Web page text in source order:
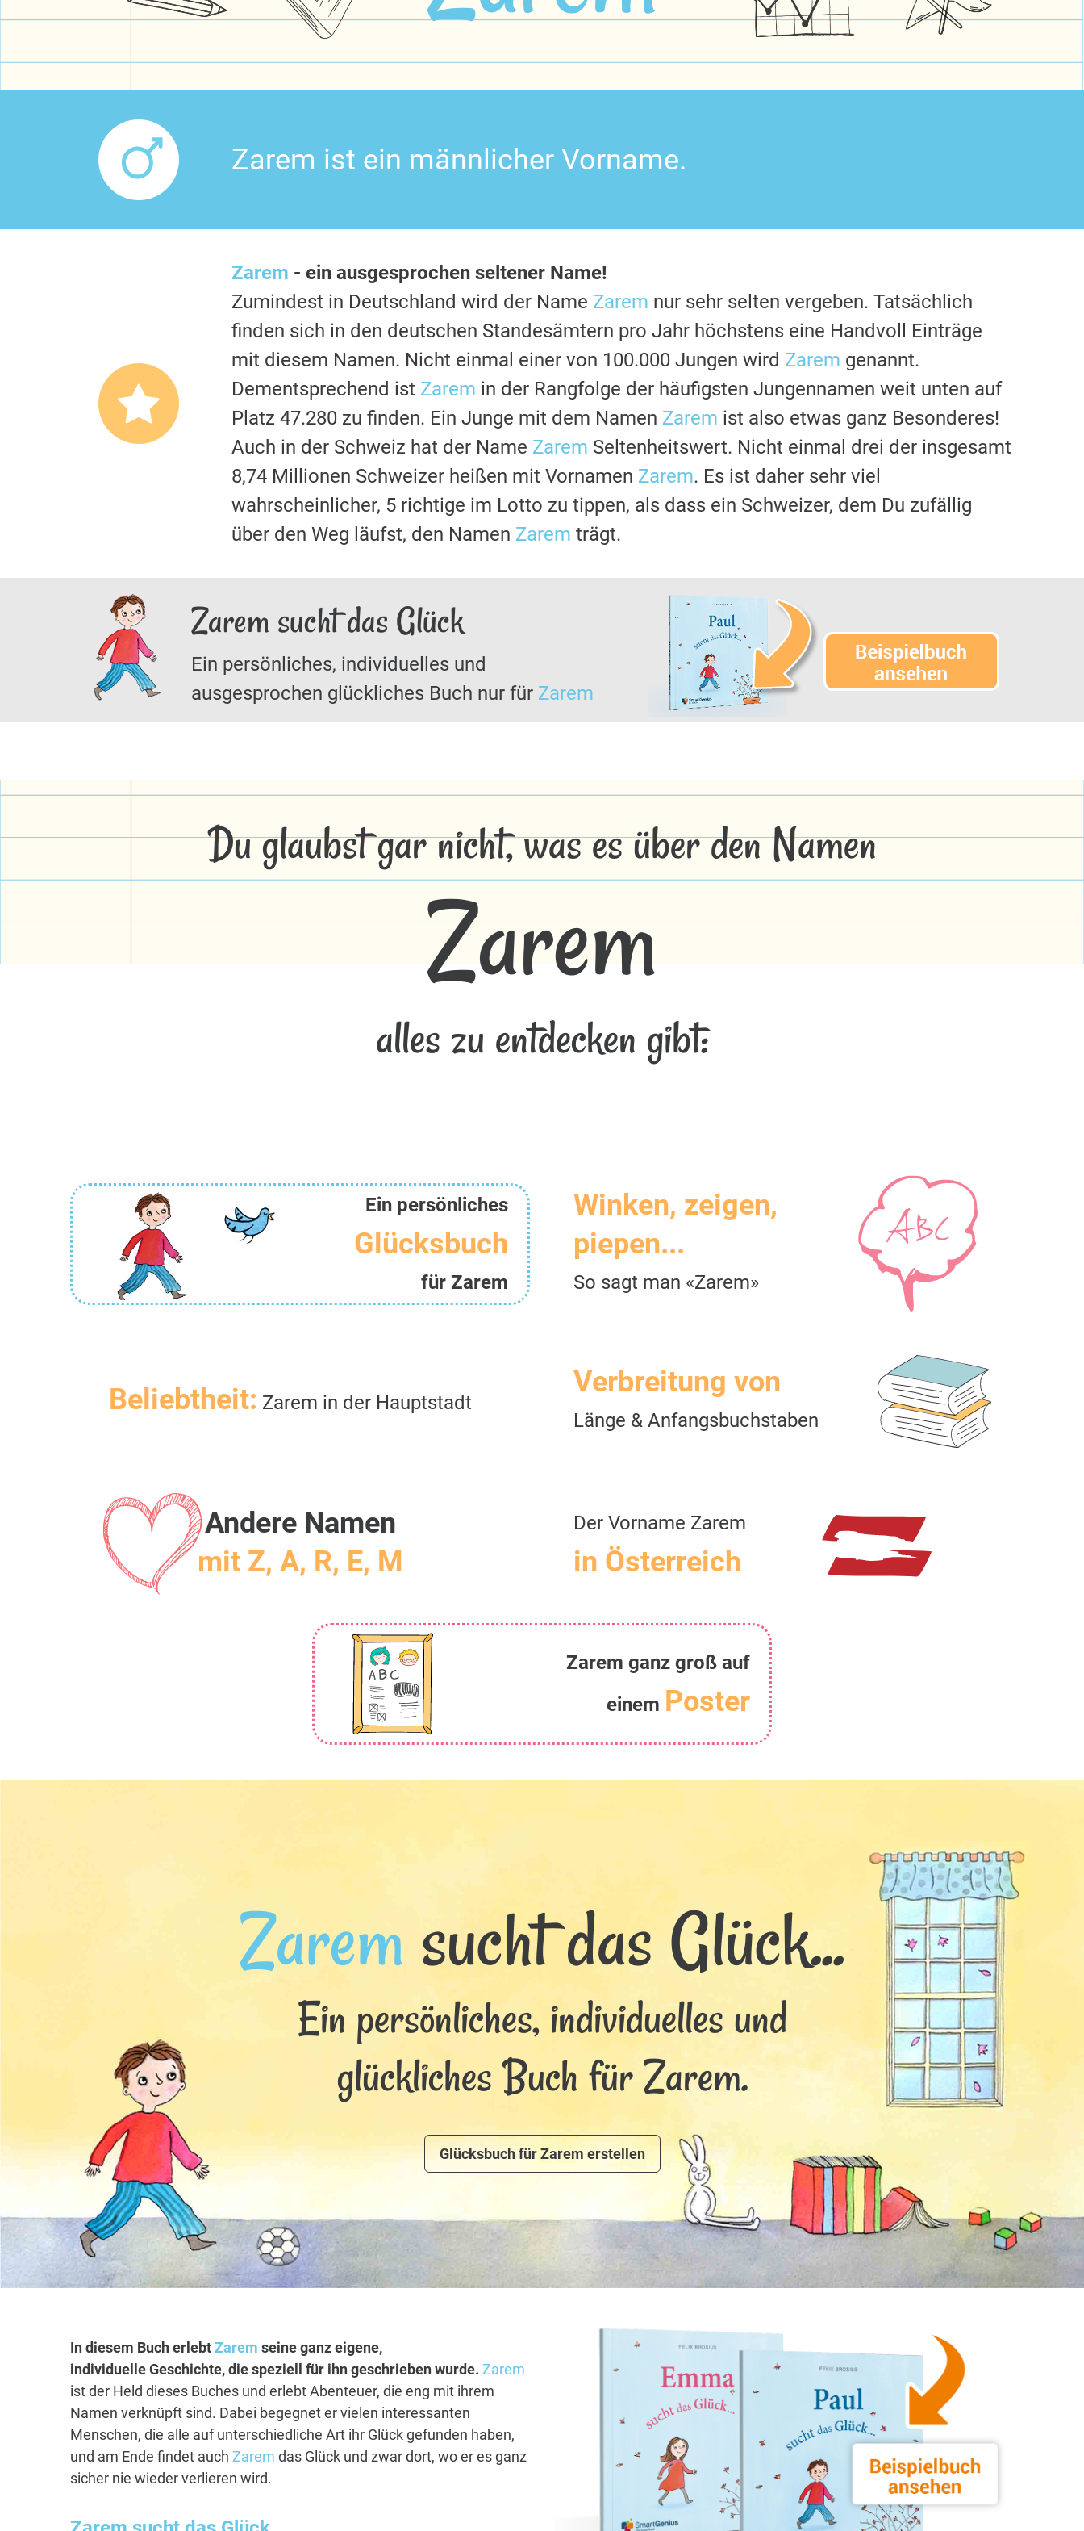
Zarem ist ein männlicher Vorname.
Zarem - ein ausgesprochen seltener Name!
Zumindest in Deutschland wird der Name Zarem nur sehr selten vergeben. Tatsächlich
finden sich in den deutschen Standesämtern pro Jahr höchstens eine Handvoll Einträge
mit diesem Namen. Nicht einmal einer von 100.000 Jungen wird Zarem genannt.
Dementsprechend ist Zarem in der Rangfolge der häufigsten Jungennamen weit unten auf
Platz 47.280 zu finden. Ein Junge mit dem Namen Zarem ist also etwas ganz Besonderes!
Auch in der Schweiz hat der Name Zarem Seltenheitswert. Nicht einmal drei der insgesamt
8,74 Millionen Schweizer heißen mit Vornamen Zarem. Es ist daher sehr viel
wahrscheinlicher, 5 richtige im Lotto zu tippen, als dass ein Schweizer, dem Du zufällig
über den Weg läufst, den Namen Zarem trägt.
Zarem sucht das Glück
Ein persönliches, individuelles und
ausgesprochen glückliches Buch nur für Zarem
Du glaubst gar nicht, was es über den Namen
Zarem
alles zu entdecken gibt:
Ein persönliches
Glücksbuch
für Zarem
Winken, zeigen,
piepen...
So sagt man «Zarem»
Beliebtheit: Zarem in der Hauptstadt
Verbreitung von
Länge & Anfangsbuchstaben
Andere Namen
mit Z, A, R, E, M
Der Vorname Zarem
in Österreich
Zarem ganz groß auf
einem Poster
Zarem sucht das Glück...
Ein persönliches, individuelles und
glückliches Buch für Zarem.
Glücksbuch für Zarem erstellen
In diesem Buch erlebtZarem seine ganz eigene,
individuelle Geschichte, die speziell für ihn geschrieben wurde. Zarem
ist der Held dieses Buches und erlebt Abenteuer, die eng mit ihrem
Namen verknüpft sind. Dabei begegnet er vielen interessanten
Menschen, die alle auf unterschiedliche Art ihr Glück gefunden haben,
und am Ende findet auch Zarem das Glück und zwar dort, wo er es ganz
sicher nie wieder verlieren wird.